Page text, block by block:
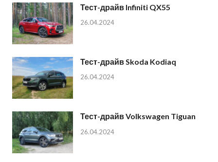
Тест-драйв Infiniti QX55
26.04.2024
Тест-драйв Skoda Kodiaq
26.04.2024
Тест-драйв Volkswagen Tiguan
26.04.2024